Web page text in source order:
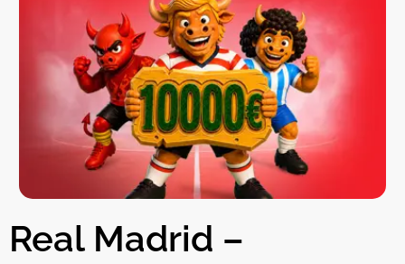
Real Madrid –